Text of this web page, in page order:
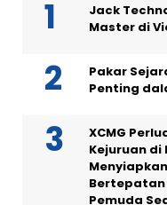
Jack
Master di
Pakar
Penting
XCMG
Kejuruan di
Pemuda